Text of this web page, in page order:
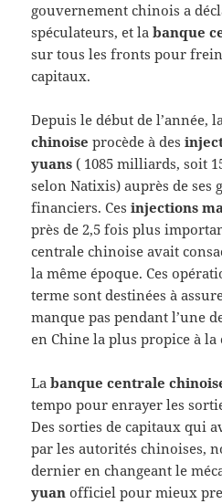
gouvernement chinois a
spéculateurs, et labanque
sur tous les fronts pour
capitaux.
Depuis le début de l’année,
chinoise procède à des
yuans ( 1085 milliards, soit
selon Natixis) auprès de ses
financiers. Cesinjections
près de 2,5 fois plus
centrale chinoise avait
la même époque. Ces
terme sont destinées à
manque pas pendant l’une
en Chine la plus propice à
Labanque centrale
tempo pour enrayer les
Des sorties de capitaux qui
par les autorités chinoises,
dernier en changeant le
yuan officiel pour mieux